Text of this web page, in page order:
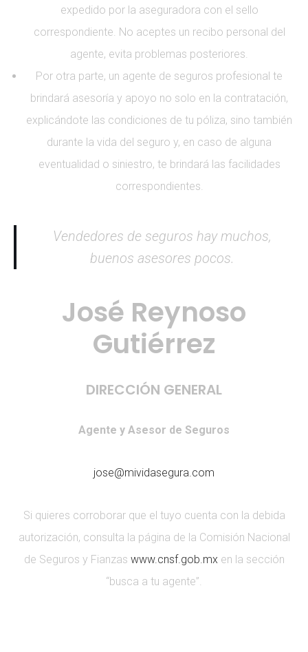
expedido por la aseguradora con el sello
correspondiente. No aceptes un recibo personal del
agente, evita problemas posteriores.
Por otra parte, un agente de seguros profesional te
brindará asesoría y apoyo no solo en la contratación,
explicándote las condiciones de tu póliza, sino también
durante la vida del seguro y, en caso de alguna
eventualidad o siniestro, te brindará las facilidades
correspondientes.
Vendedores de seguros hay muchos,
buenos asesores pocos.
José Reynoso
Gutiérrez
DIRECCIÓN GENERAL
Agente y Asesor de Seguros
jose@mividasegura.com
Si quieres corroborar que el tuyo cuenta con la debida
autorización, consulta la página de la Comisión Nacional
de Seguros y Fianzas www.cnsf.gob.mx en la sección
“busca a tu agente”.